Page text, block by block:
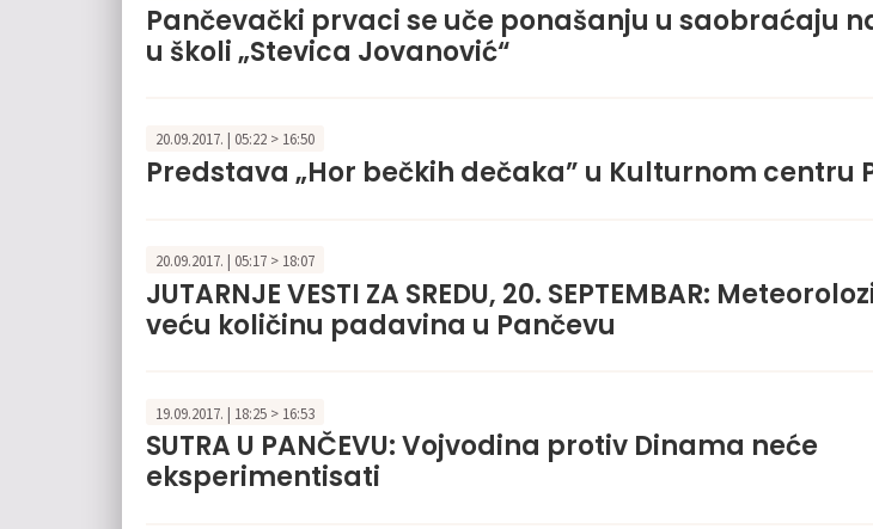
Pančevački prvaci se uče ponašanju u saobraćaju
u školi „Stevica Jovanović“
20.09.2017. | 05:22 > 16:50
Predstava „Hor bečkih dečaka” u Kulturnom centru
20.09.2017. | 05:17 > 18:07
JUTARNJE VESTI ZA SREDU, 20. SEPTEMBAR:
veću količinu padavina u Pančevu
19.09.2017. | 18:25 > 16:53
SUTRA U PANČEVU: Vojvodina protiv Dinama neće
eksperimentisati